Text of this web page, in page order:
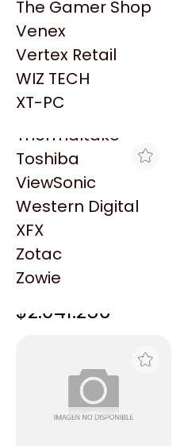
Sandisk
Sapphire
Seagate
Sentey
Solarmax
Thermaltake
Toshiba
ViewSonic
Western Digital
XFX
Zotac
Zowie
The Gamer Shop
Venex
Vertex Retail
WIZ TECH
XT-PC
MAX TECNO
HDD SAS HPE MSA PACK
$15.114.933
DISCO RIGIDO INTERNO
$2.041.256